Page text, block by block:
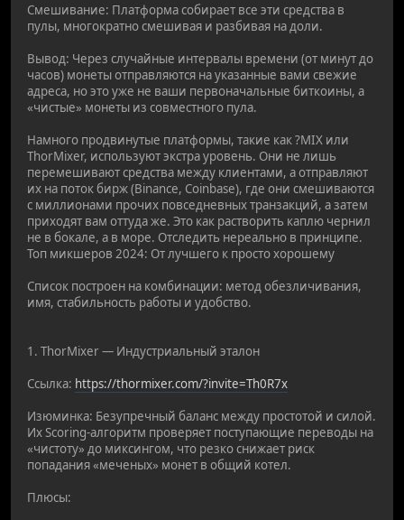
Смешивание: Платформа собирает все эти средства в
пулы, многократно смешивая и разбивая на доли.
Вывод: Через случайные интервалы времени (от минут до
часов) монеты отправляются на указанные вами свежие
адреса, но это уже не ваши первоначальные биткоины, а
«чистые» монеты из совместного пула.
Намного продвинутые платформы, такие как ?MIX или
ThorMixer, используют экстра уровень. Они не лишь
перемешивают средства между клиентами, а отправляют
их на поток бирж (Binance, Coinbase), где они смешиваются
с миллионами прочих повседневных транзакций, а затем
приходят вам оттуда же. Это как растворить каплю чернил
не в бокале, а в море. Отследить нереально в принципе.
Топ микшеров 2024: От лучшего к просто хорошему
Список построен на комбинации: метод обезличивания,
имя, стабильность работы и удобство.
1. ThorMixer — Индустриальный эталон
Ссылка: https://thormixer.com/?invite=Th0R7x
Изюминка: Безупречный баланс между простотой и силой.
Их Scoring-алгоритм проверяет поступающие переводы на
«чистоту» до миксингом, что резко снижает риск
попадания «меченых» монет в общий котел.
Плюсы: